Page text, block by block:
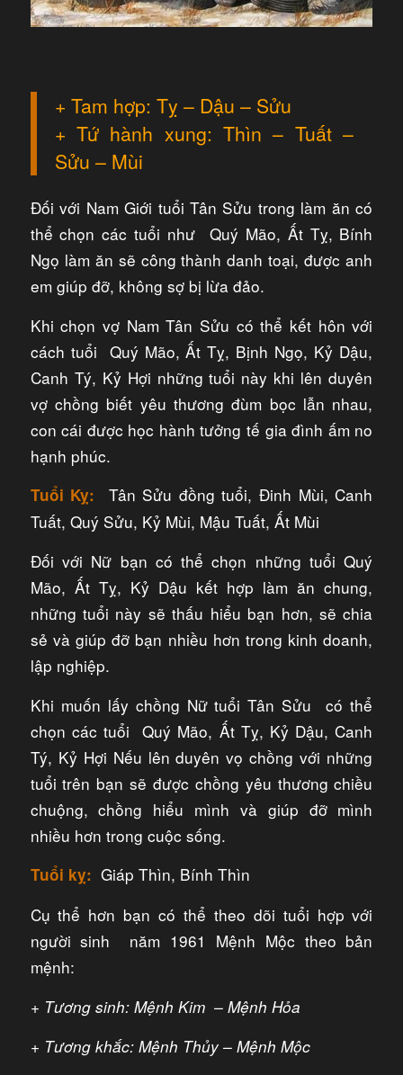
+ Tam hợp: Tỵ – Dậu – Sửu
+ Tứ hành xung: Thìn – Tuất –
Sửu – Mùi
Đối với Nam Giới tuổi Tân Sửu trong làm ăn có
thể chọn các tuổi như Quý Mão, Ất Tỵ, Bính
Ngọ làm ăn sẽ công thành danh toại, được anh
em giúp đỡ, không sợ bị lừa đảo.
Khi chọn vợ Nam Tân Sửu có thể kết hôn với
cách tuổi Quý Mão, Ất Tỵ, Bịnh Ngọ, Kỷ Dậu,
Canh Tý, Kỷ Hợi những tuổi này khi lên duyên
vợ chồng biết yêu thương đùm bọc lẫn nhau,
con cái được học hành tưởng tế gia đình ấm no
hạnh phúc.
Tuổi Kỵ:
Tân Sửu đồng tuổi, Đinh Mùi, Canh
Tuất, Quý Sửu, Kỷ Mùi, Mậu Tuất, Ất Mùi
Đối với Nữ bạn có thể chọn những tuổi Quý
Mão, Ất Tỵ, Kỷ Dậu kết hợp làm ăn chung,
những tuổi này sẽ thấu hiểu bạn hơn, sẽ chia
sẻ và giúp đỡ bạn nhiều hơn trong kinh doanh,
lập nghiệp.
Khi muốn lấy chồng Nữ tuổi Tân Sửu có thể
chọn các tuổi Quý Mão, Ất Tỵ, Kỷ Dậu, Canh
Tý, Kỷ Hợi Nếu lên duyên vọ chồng với những
tuổi trên bạn sẽ được chồng yêu thương chiều
chuộng, chồng hiểu mình và giúp đỡ mình
nhiều hơn trong cuộc sống.
Tuổi kỵ: Giáp Thìn, Bính Thìn
Cụ thể hơn bạn có thể theo dõi tuổi hợp với
người sinh năm 1961 Mệnh Mộc theo bản
mệnh:
+ Tương sinh: Mệnh Kim – Mệnh Hỏa
+ Tương khắc: Mệnh Thủy – Mệnh Mộc